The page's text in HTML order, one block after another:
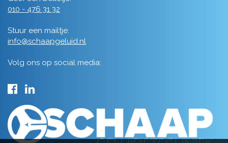
010 - 476 31 32
Stuur een mailtje:
info@schaapgeluid.nl
Volg ons op social media: